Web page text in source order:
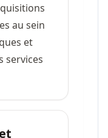
au sein
et
services